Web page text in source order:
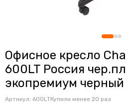
Офисное кресло
600LT Россия
экопремиум черный
Артикул: 600LTКупили менее 20 раз